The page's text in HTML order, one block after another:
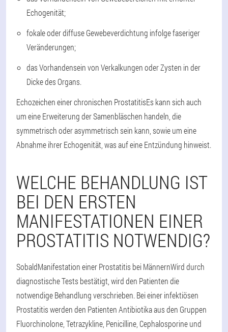
Echogenität;
fokale oder diffuse Gewebeverdichtung infolge faseriger
Veränderungen;
das Vorhandensein von Verkalkungen oder Zysten in der
Dicke des Organs.
Echozeichen einer chronischen ProstatitisEs kann sich auch
um eine Erweiterung der Samenbläschen handeln, die
symmetrisch oder asymmetrisch sein kann, sowie um eine
Abnahme ihrer Echogenität, was auf eine Entzündung hinweist.
WELCHE BEHANDLUNG IST
BEI DEN ERSTEN
MANIFESTATIONEN EINER
PROSTATITIS NOTWENDIG?
SobaldManifestation einer Prostatitis bei MännernWird durch
diagnostische Tests bestätigt, wird den Patienten die
notwendige Behandlung verschrieben. Bei einer infektiösen
Prostatitis werden den Patienten Antibiotika aus den Gruppen
Fluorchinolone, Tetrazykline, Penicilline, Cephalosporine und